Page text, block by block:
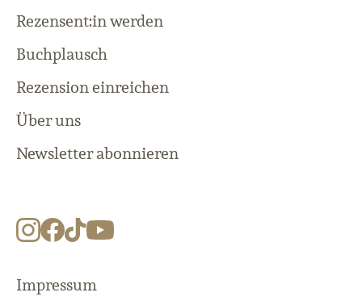
Rezensent:in werden
Buchplausch
Rezension einreichen
Über uns
Newsletter abonnieren
Impressum